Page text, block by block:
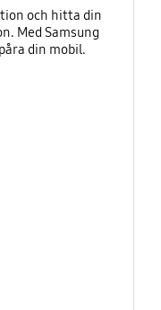
och hitta din
Med Samsung
din mobil.